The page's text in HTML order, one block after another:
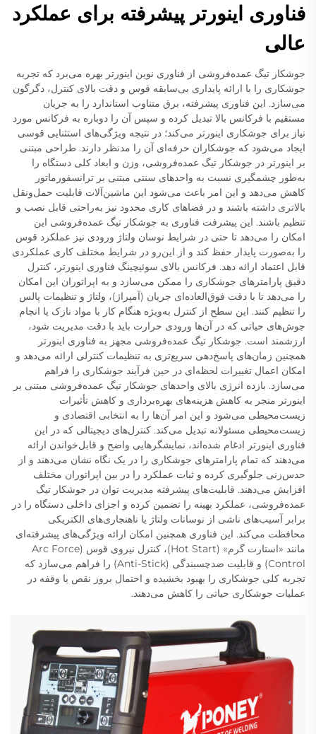
فناوری اینورتر پیشرفته برای عملکرد
عالی
جوشکار تیگ عمده‌فروشی از فناوری نوین اینورتر بهره می‌برد که تجربه
جوشکاری را با ارائه پایداری بی‌سابقه قوس و دقت بالای کنترل، دگرگون
می‌سازد. این فناوری پیشرفته، برق متناوب استاندارد را به جریان
مستقیم با فرکانس بالا تبدیل کرده و سپس آن را دوباره به فرکانس مورد
نیاز برای جوشکاری اینورتر می‌کند؛ در نتیجه ویژگی‌های استثنایی قوسی
ایجاد می‌شود که جوشکاران حرفه‌ای آن را مدنظر دارند. طراحی مبتنی
بر اینورتر در جوشکار تیگ عمده‌فروشی، وزن و ابعاد کلی دستگاه را
به‌طور چشمگیری نسبت به واحدهای سنتی مبتنی بر ترانسفورماتور
کاهش می‌دهد و این امر باعث می‌شود این ماشین‌آلات قابلیت حمل‌ونقل
بالاتری داشته باشند و در فضاهای کاری محدود نیز به‌راحتی قابل نصب و
تنظیم باشند. این پیشرفت فناوری به جوشکار تیگ عمده‌فروشی این
امکان را می‌دهد تا حتی در شرایط نوسان ولتاژ ورودی نیز عملکرد قوس
را به‌صورت پایدار حفظ کند و از این‌رو در شرایط مختلف کاری عملکردی
قابل اعتماد ارائه دهد. فرکانس بالای سوئیچینگ فناوری اینورتر، کنترل
دقیق پارامترهای جوشکاری را ممکن می‌سازد و به اپراتوران این امکان
را می‌دهد تا با دقت فوق‌العاده‌ای جریان (آمپراژ)، ولتاژ و تنظیمات پالس
را تنظیم کنند. این سطح از کنترل به‌ویژه هنگام کار با مواد نازک یا انجام
جوش‌های حیاتی که در آن‌ها ورودی حرارت باید با دقت مدیریت شود،
ارزشمند است. جوشکار تیگ عمده‌فروشی مجهز به فناوری اینورتر
همچنین زمان‌های پاسخ‌دهی سریع‌تری به تنظیمات کنترلی ارائه می‌دهد و
امکان اعمال تغییرات لحظه‌ای در حین فرآیند جوشکاری را فراهم
می‌سازد. بازده انرژی بالای واحدهای جوشکار تیگ عمده‌فروشی مبتنی بر
اینورتر منجر به کاهش هزینه‌های بهره‌برداری و کاهش تأثیرات
زیست‌محیطی می‌شود و این امر آن‌ها را به انتخابی اقتصادی و
زیست‌محیطی مسئولانه تبدیل می‌کند. کنترل‌های دیجیتالی که در این
فناوری اینورتر ادغام شده‌اند، نمایشگرهایی واضح و قابل‌خواندن ارائه
می‌دهند که تمام پارامترهای جوشکاری را در یک نگاه نشان می‌دهند و از
حدس‌زنی جلوگیری کرده و ثبات عملکرد را در بین اپراتوران مختلف
افزایش می‌دهند. قابلیت‌های پیشرفته مدیریت توان در جوشکار تیگ
عمده‌فروشی، عملکرد بهینه را تضمین کرده و اجزای داخلی دستگاه را در
برابر آسیب‌های ناشی از نوسانات ولتاژ یا ناهنجاری‌های الکتریکی
محافظت می‌کند. این فناوری همچنین امکان ارائه ویژگی‌های پیشرفته‌ای
مانند «استارت گرم» (Hot Start)، کنترل نیروی قوس (Arc Force
Control) و قابلیت ضدچسبندگی (Anti-Stick) را فراهم می‌سازد که
تجربه کلی جوشکاری را بهبود بخشیده و احتمال بروز نقص یا وقفه در
عملیات جوشکاری حیاتی را کاهش می‌دهند.